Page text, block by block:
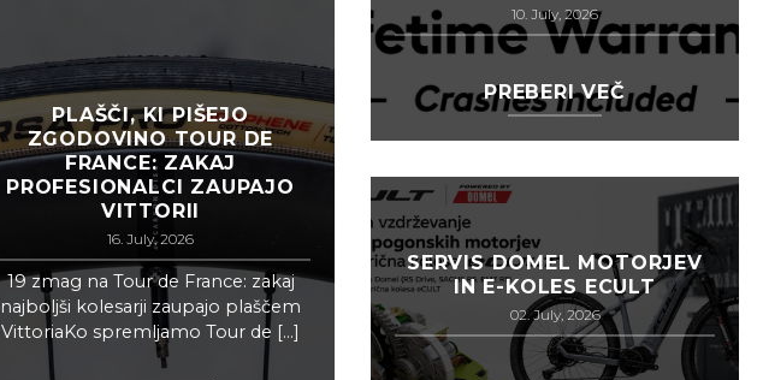
PLAŠČI, KI PIŠEJO
ZGODOVINO TOUR DE
FRANCE: ZAKAJ
PROFESIONALCI ZAUPAJO
VITTORII
16. July, 2026
19 zmag na Tour de France: zakaj
najboljši kolesarji zaupajo plaščem
VittoriaKo spremljamo Tour de [...]
10. July, 2026
PREBERI VEČ
SERVIS DOMEL MOTORJEV
IN E-KOLES ECULT
02. July, 2026